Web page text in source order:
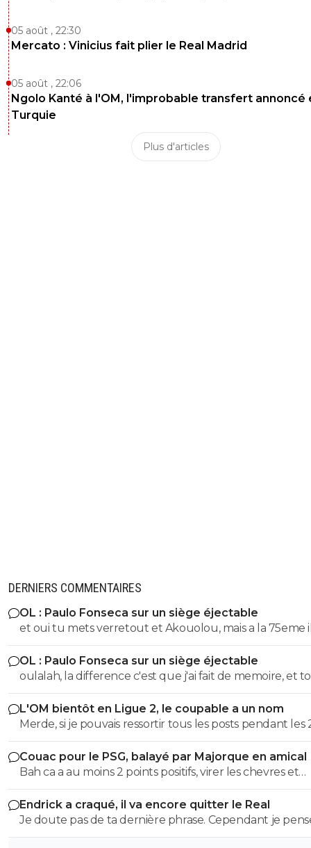
05 août , 22:30
Mercato : Vinicius fait plier le Real Madrid
05 août , 22:06
Ngolo Kanté à l'OM, l'improbable transfert annoncé
Turquie
Plus d'articles
DERNIERS COMMENTAIRES
OL : Paulo Fonseca sur un siège éjectable
et oui tu mets verretout et Akouolou, mais a la 75eme
sont plus sur le terrain et tu es en position de qualifié
OL : Paulo Fonseca sur un siège éjectable
oulalah, la difference c'est que j'ai fait de memoire, et
été vérifier. 55eme donc 35 au lieu de 25, et 19eme
au lieu de 75, quel mensonge. Avocat, tu serais commis
d'office, un avocat à 2 balles. Et en plus ce n'est pas si
puisqu'au retour il y a eu 7 min de temps additionel
a joué 78 min à 10 Et encore une fois rien a voir de
quand tu dois ne pas encaisser ou que tu dois marquer. Mais
ça tu ne peux pas comprendre puisque tu n'as jamais
pieds sur un terrain
L'OM bientôt en Ligue 2, le coupable a un nom
Merde, si je pouvais ressortir tous les posts pendant les
dernieres années ou je denoncais cet imposteur ... et
insultes de ses groupies qui voulaient me faire avaler sa
semence comme eux ...
Couac pour le PSG, balayé par Majorque en amical
Bah ca a au moins 2 points positifs, virer les chevres et
démeloniser les autres, c’est plutot bien vu.
Endrick a craqué, il va encore quitter le Real
Je doute pas de ta dernière phrase. Cependant je pense
qu'on a d'autres problèmes en ce moment que ca.